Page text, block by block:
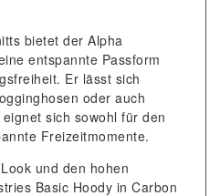
bietet der Alpha
entspannte Passform
Er lässt sich
oder auch
sich sowohl für den
Freizeitmomente.
und den hohen
Basic Hoody in Carbon